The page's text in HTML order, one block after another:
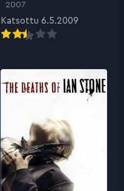
2007
Katsottu 6.5.2009